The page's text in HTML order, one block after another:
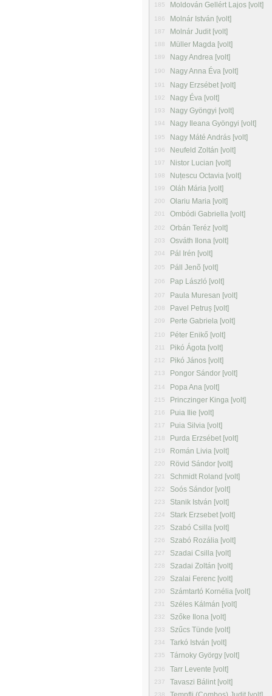
185 Moldován Gellért Lajos [volt]
186 Molnár István [volt]
187 Molnár Judit [volt]
188 Müller Magda [volt]
189 Nagy Andrea [volt]
190 Nagy Anna Éva [volt]
191 Nagy Erzsébet [volt]
192 Nagy Éva [volt]
193 Nagy Gyöngyi [volt]
194 Nagy Ileana Gyöngyi [volt]
195 Nagy Máté András [volt]
196 Neufeld Zoltán [volt]
197 Nistor Lucian [volt]
198 Nuțescu Octavia [volt]
199 Oláh Mária [volt]
200 Olariu Maria [volt]
201 Ombódi Gabriella [volt]
202 Orbán Teréz [volt]
203 Osváth Ilona [volt]
204 Pál Irén [volt]
205 Páll Jenõ [volt]
206 Pap László [volt]
207 Paula Muresan [volt]
208 Pavel Petruș [volt]
209 Perte Gabriela [volt]
210 Péter Enikő [volt]
211 Pikó Ágota [volt]
212 Pikó János [volt]
213 Pongor Sándor [volt]
214 Popa Ana [volt]
215 Princzinger Kinga [volt]
216 Puia Ilie [volt]
217 Puia Silvia [volt]
218 Purda Erzsébet [volt]
219 Román Livia [volt]
220 Rövid Sándor [volt]
221 Schmidt Roland [volt]
222 Soós Sándor [volt]
223 Stanik István [volt]
224 Stark Erzsebet [volt]
225 Szabó Csilla [volt]
226 Szabó Rozália [volt]
227 Szadai Csilla [volt]
228 Szadai Zoltán [volt]
229 Szalai Ferenc [volt]
230 Számtartó Kornélia [volt]
231 Széles Kálmán [volt]
232 Szőke Ilona [volt]
233 Szűcs Tünde [volt]
234 Tarkó István [volt]
235 Tárnoky György [volt]
236 Tarr Levente [volt]
237 Tavaszi Bálint [volt]
238